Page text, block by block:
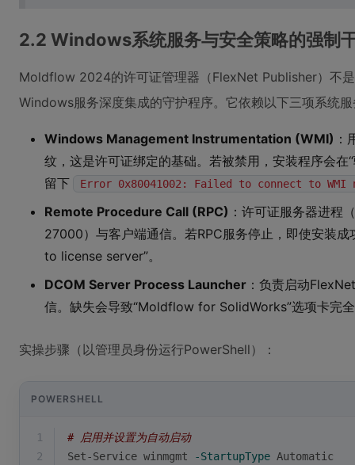
2.2 Windows系统服务与安全策略的强制
Moldflow 2024的许可证管理器（FlexNet Publisher）不
Windows服务深度集成的守护程序。它依赖以下三项系统
Windows Management Instrumentation (WMI)
纹，这是许可证绑定的基础。若被禁用，安装程序会在
留下
Error 0x80041002: Failed to connect to WMI
Remote Procedure Call (RPC) ：许可证服务器进程
27000）与客户端通信。若RPC服务停止，即使安装
to license server”。
DCOM Server Process Launcher ：负责启动
信。缺失会导致“Moldflow for SolidWorks”选项卡完
实操步骤（以管理员身份运行PowerShell）：
POWERSHELL
1
# 启用并设置为自动启动
2
Set-Service winmgmt -StartupType Automatic